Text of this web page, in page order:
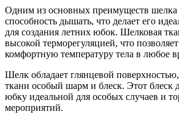
Одним из основных преимуществ шелка
способность дышать, что делает его
для создания летних юбок. Шелковая
высокой терморегуляцией, что
комфортную температуру тела в любое
Шелк обладает глянцевой
ткани особый шарм и блеск. Этот блеск
юбку идеальной для особых случаев и
мероприятий.